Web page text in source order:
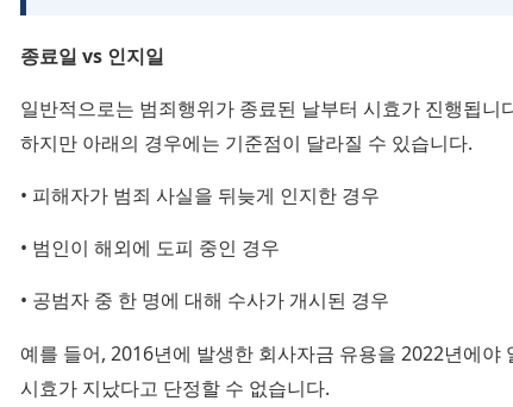
종료일 vs 인지일
일반적으로는 범죄행위가 종료된 날부터 시효가 진행됩니
하지만 아래의 경우에는 기준점이 달라질 수 있습니다.
• 피해자가 범죄 사실을 뒤늦게 인지한 경우
• 범인이 해외에 도피 중인 경우
• 공범자 중 한 명에 대해 수사가 개시된 경우
예를 들어, 2016년에 발생한 회사자금 유용을 2022년에야
시효가 지났다고 단정할 수 없습니다.